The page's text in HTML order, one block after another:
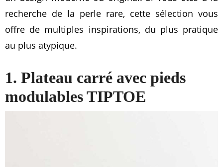
recherche de la perle rare, cette sélection vous
offre de multiples inspirations, du plus pratique
au plus atypique.
1. Plateau carré avec pieds
modulables TIPTOE